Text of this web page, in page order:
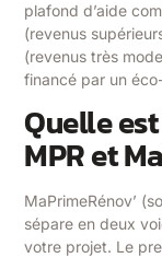
plafond d’aide
(revenus
(revenus très
financé par un
Quelle
MPR et
MaPrimeRénov’
sépare en deux
votre projet. Le